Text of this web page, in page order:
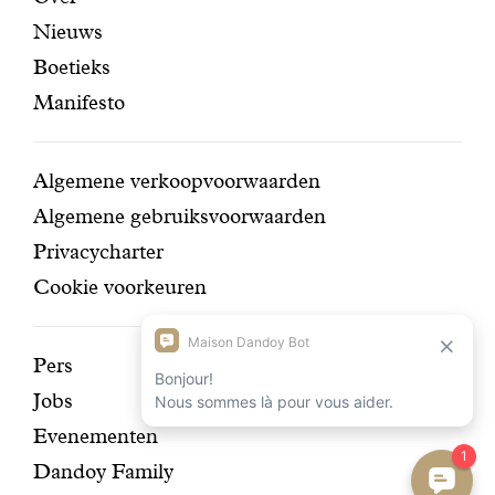
pagina's
navigatie
Nieuws
Boetieks
Manifesto
Conditions
Algemene verkoopvoorwaarden
Algemene gebruiksvoorwaarden
Privacycharter
Cookie voorkeuren
Ontdek
onze
geschiedenis
Pers
Jobs
Evenementen
Dandoy Family